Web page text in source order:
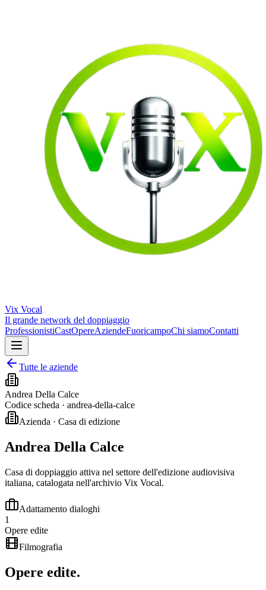
Vix Vocal
Il grande network del doppiaggio
ProfessionistiCastOpereAziendeFuoricampoChi siamoContatti
Tutte le aziende
Andrea Della Calce
Codice scheda · andrea-della-calce
Azienda · Casa di edizione
Andrea Della Calce
Casa di doppiaggio attiva nel settore dell'edizione audiovisiva
italiana, catalogata nell'archivio Vix Vocal.
Adattamento dialoghi
1
Opere edite
Filmografia
Opere edite.